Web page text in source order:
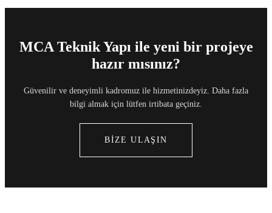
MCA Teknik Yapı ile yeni bir projeye
hazır mısınız?
Güvenilir ve deneyimli kadromuz ile hizmetinizdeyiz. Daha fazla
bilgi almak için lütfen irtibata geçiniz.
BİZE ULAŞIN